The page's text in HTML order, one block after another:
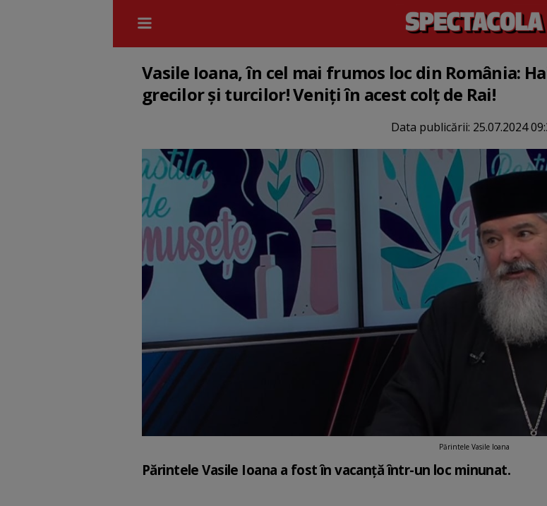
Vasile Ioana, în cel mai frumos loc din România:
grecilor și turcilor! Veniți în acest colț de Rai!
Data publicării: 25.07.2024
Părintele Vasile Ioana
Părintele Vasile Ioana a fost în vacanță într-un loc minunat.